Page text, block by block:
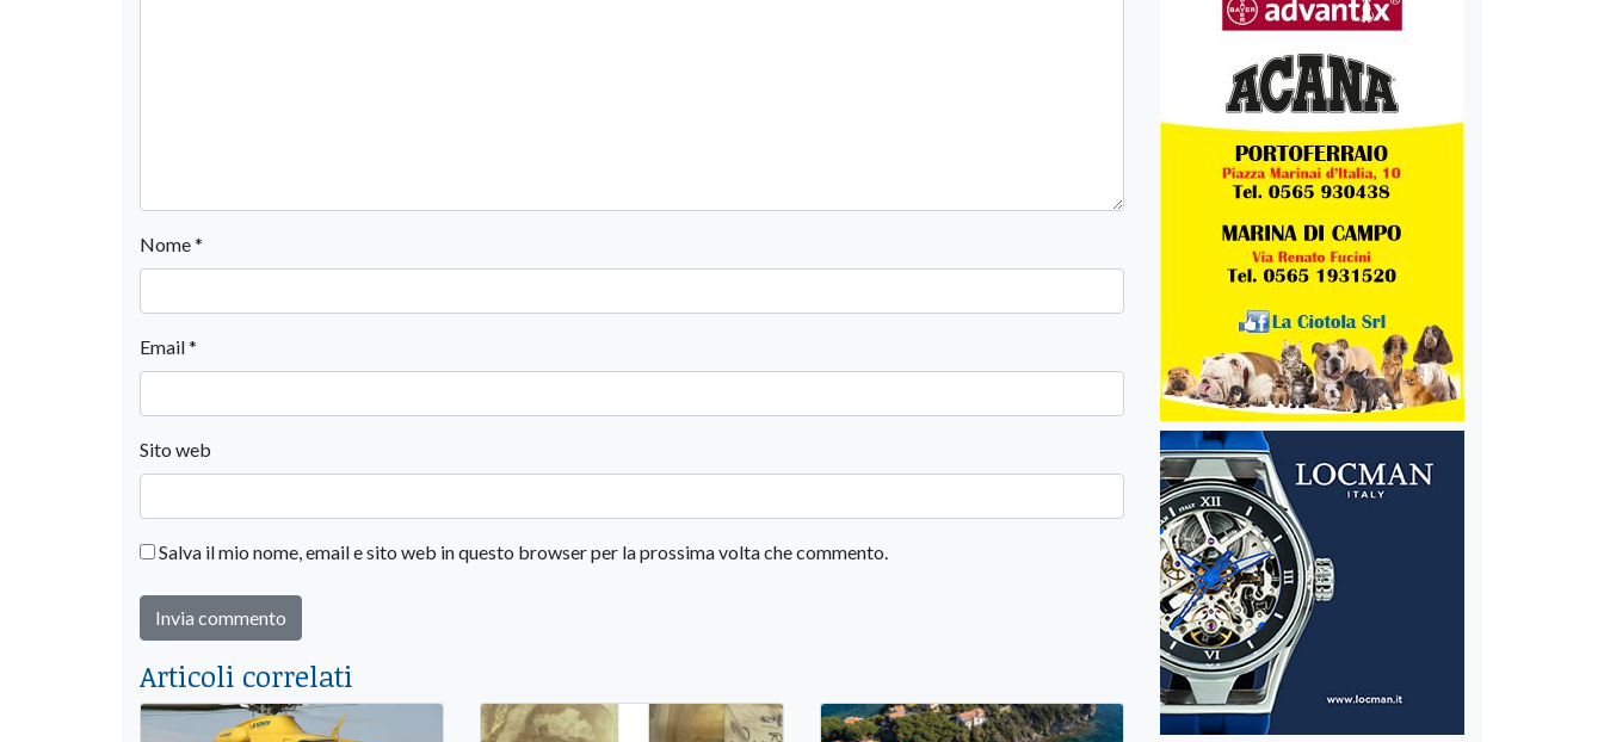
Nome*
Email*
Sito web
Salva il mio nome, email e sito web in questo browser per la prossima volta che commento.
Articoli correlati